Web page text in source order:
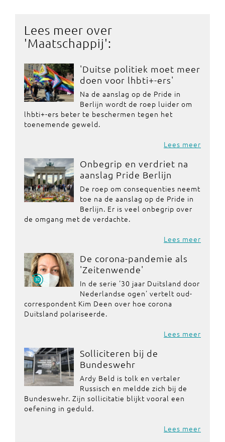
Lees meer over
'Maatschappij':
'Duitse politiek moet meer
doen voor lhbti+-ers'
Na de aanslag op de Pride in
Berlijn wordt de roep luider om
lhbti+-ers beter te beschermen tegen het
toenemende geweld.
Lees meer
Onbegrip en verdriet na
aanslag Pride Berlijn
De roep om consequenties neemt
toe na de aanslag op de Pride in
Berlijn. Er is veel onbegrip over
de omgang met de verdachte.
Lees meer
De corona-pandemie als
'Zeitenwende'
In de serie '30 jaar Duitsland door
Nederlandse ogen' vertelt oud-
correspondent Kim Deen over hoe corona
Duitsland polariseerde.
Lees meer
Solliciteren bij de
Bundeswehr
Ardy Beld is tolk en vertaler
Russisch en meldde zich bij de
Bundeswehr. Zijn sollicitatie blijkt vooral een
oefening in geduld.
Lees meer